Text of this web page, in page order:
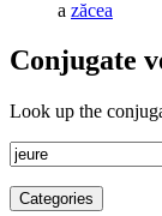
a zăcea
Conjugate
Look up the
Categories